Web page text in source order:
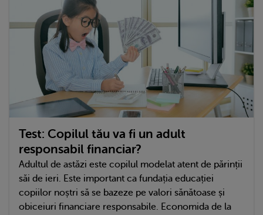
Test: Copilul tău va fi un adult
responsabil financiar?
Adultul de astăzi este copilul modelat atent de părinții
săi de ieri. Este important ca fundația educației
copiilor noștri să se bazeze pe valori sănătoase și
obiceiuri financiare responsabile. Economida de la